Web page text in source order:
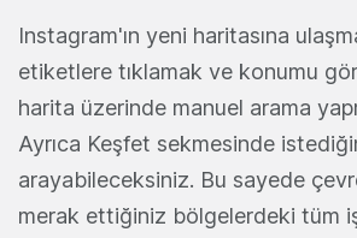
Instagram'ın yeni haritasına
etiketlere tıklamak ve konumu
harita üzerinde manuel arama
Ayrıca Keşfet sekmesinde
arayabileceksiniz. Bu sayede
merak ettiğiniz bölgelerdeki tüm